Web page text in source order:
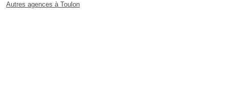
Autres agences à Toulon